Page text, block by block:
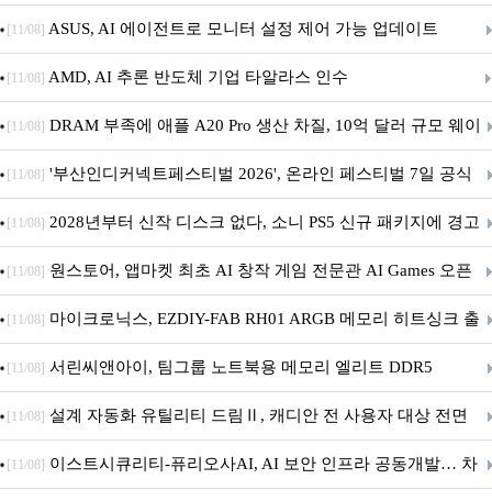
아의 용사’ 재개최 및 풍성한 기념 이벤트 실시!
[11/08] ASUS, AI 에이전트로 모니터 설정 제어 가능 업데이트
[11/08] AMD, AI 추론 반도체 기업 타알라스 인수
[11/08] DRAM 부족에 애플 A20 Pro 생산 차질, 10억 달러 규모 웨이
퍼 대기
[11/08] '부산인디커넥트페스티벌 2026', 온라인 페스티벌 7일 공식
개막... 22일간 진행
[11/08] 2028년부터 신작 디스크 없다, 소니 PS5 신규 패키지에 경고
문 추가
[11/08] 원스토어, 앱마켓 최초 AI 창작 게임 전문관 AI Games 오픈
[11/08] 마이크로닉스, EZDIY-FAB RH01 ARGB 메모리 히트싱크 출
시
[11/08] 서린씨앤아이, 팀그룹 노트북용 메모리 엘리트 DDR5
5600MHz 16GB 출시
[11/08] 설계 자동화 유틸리티 드림Ⅱ, 캐디안 전 사용자 대상 전면
무상 배포
[11/08] 이스트시큐리티-퓨리오사AI, AI 보안 인프라 공동개발… 차